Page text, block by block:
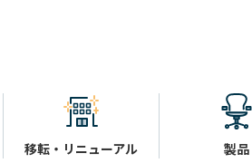
移転・ リニューアル 製品